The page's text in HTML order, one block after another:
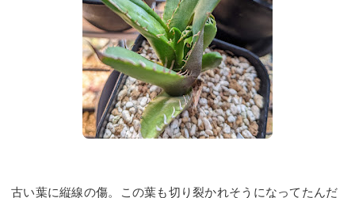
古い葉に縦線の傷。この葉も切り裂かれそうになってたんだ